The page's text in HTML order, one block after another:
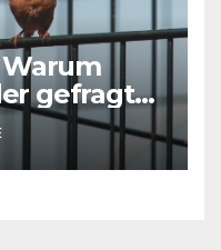
gefragt